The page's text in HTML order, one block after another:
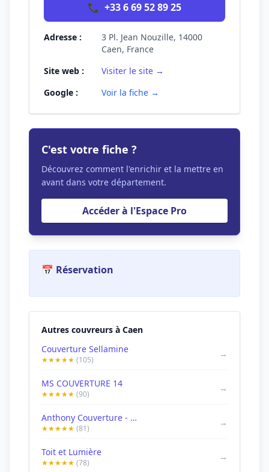
📞 +33 6 69 52 89 25
Adresse :
3 Pl. Jean Nouzille, 14000
Caen, France
Site web :
Visiter le site →
Google :
Voir la fiche →
C'est votre fiche ?
Découvrez comment l'enrichir et la mettre en
avant dans votre département.
Accéder à l'Espace Pro
📅 Réservation
Autres couvreurs à Caen
Couverture Sellamine
★★★★★ (105)
→
MS COUVERTURE 14
★★★★★ (90)
→
Anthony Couverture - Couvreur - Caen
★★★★★ (81)
→
Toit et Lumière
★★★★★ (78)
→